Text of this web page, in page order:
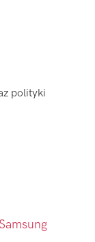
polityki
Samsung